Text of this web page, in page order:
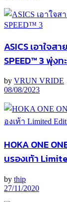
ASICS เอาใจส
SPEED™ 3 พุ่ง
by VRUN VRIDE
08/08/2023
HOKA ONE
นรองเท้า
by thip
27/11/2020